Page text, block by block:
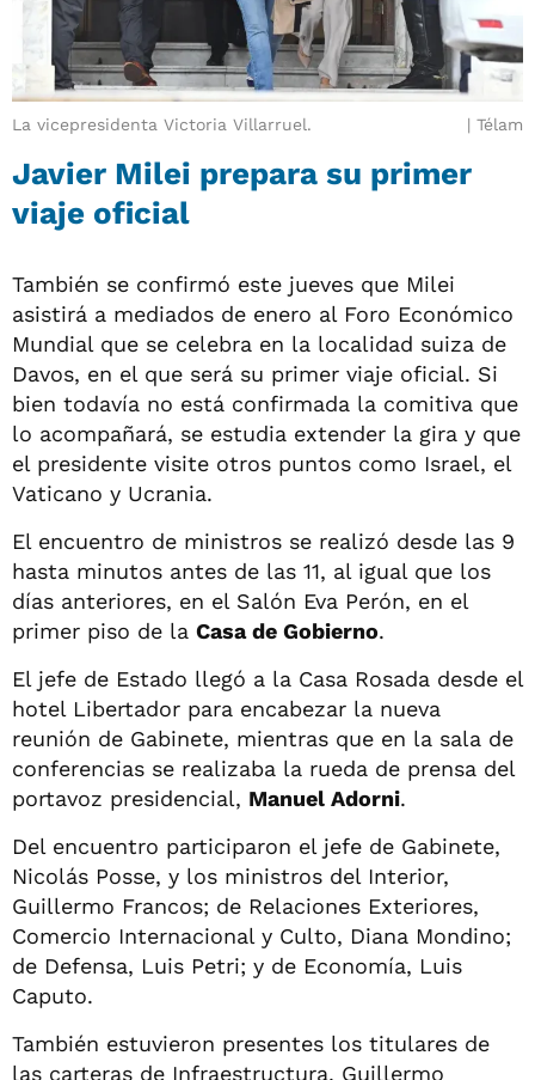
La vicepresidenta Victoria Villarruel. Télam
Javier Milei prepara su primer
viaje oficial
También se confirmó este jueves que Milei
asistirá a mediados de enero al Foro Económico
Mundial que se celebra en la localidad suiza de
Davos, en el que será su primer viaje oficial. Si
bien todavía no está confirmada la comitiva que
lo acompañará, se estudia extender la gira y que
el presidente visite otros puntos como Israel, el
Vaticano y Ucrania.
El encuentro de ministros se realizó desde las 9
hasta minutos antes de las 11, al igual que los
días anteriores, en el Salón Eva Perón, en el
primer piso de la Casa de Gobierno.
El jefe de Estado llegó a la Casa Rosada desde el
hotel Libertador para encabezar la nueva
reunión de Gabinete, mientras que en la sala de
conferencias se realizaba la rueda de prensa del
portavoz presidencial, Manuel Adorni.
Del encuentro participaron el jefe de Gabinete,
Nicolás Posse, y los ministros del Interior,
Guillermo Francos; de Relaciones Exteriores,
Comercio Internacional y Culto, Diana Mondino;
de Defensa, Luis Petri; y de Economía, Luis
Caputo.
También estuvieron presentes los titulares de
las carteras de Infraestructura, Guillermo